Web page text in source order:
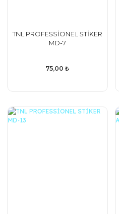
TNL PROFESSİONEL STİKER
MD-7
75,00 ₺